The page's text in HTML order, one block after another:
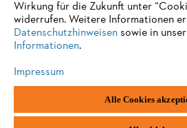
DatenschutzCookie
STIHL Kettenwerk GmbH & Co KG, 9500 Wil |
Wirkung für die Zukunft unter
widerrufen. Weitere Informationen
Datenschutzhinweisensowie in
Informationen.
Impressum
Alle Cookies